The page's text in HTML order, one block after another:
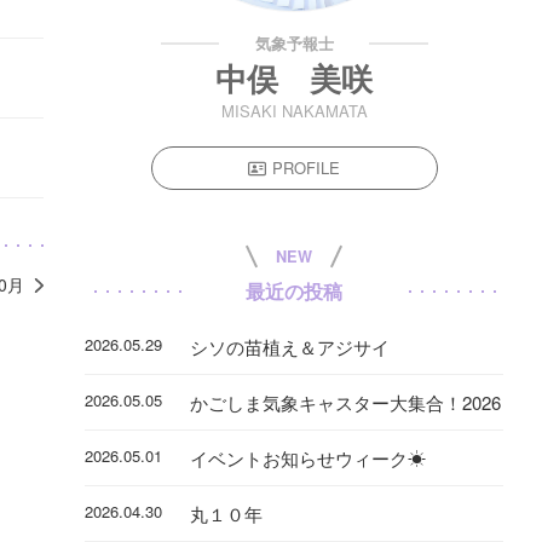
月
気象予報士
中俣 美咲
MISAKI NAKAMATA
PROFILE
NEW
最近の投稿
2026.05.29 シソの苗植え＆アジサイ
2026.05.05 かごしま気象キャスター大集合！2026
2026.05.01 イベントお知らせウィーク☀
2026.04.30 丸１０年